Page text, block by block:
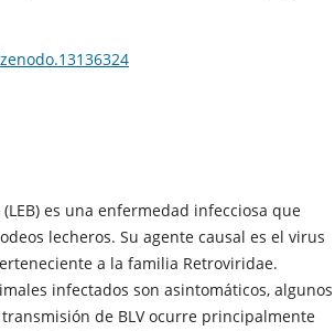
es una enfermedad infecciosa que
lecheros. Su agente causal es el virus
a la familia Retroviridae.
infectados son asintomáticos, algunos
de BLV ocurre principalmente